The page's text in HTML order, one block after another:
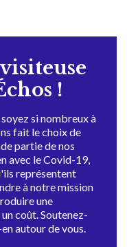
!
si nombreux à
fait le choix de
partie de nos
avec le Covid-19,
représentent
à notre mission
une
coût. Soutenez-
autour de vous.